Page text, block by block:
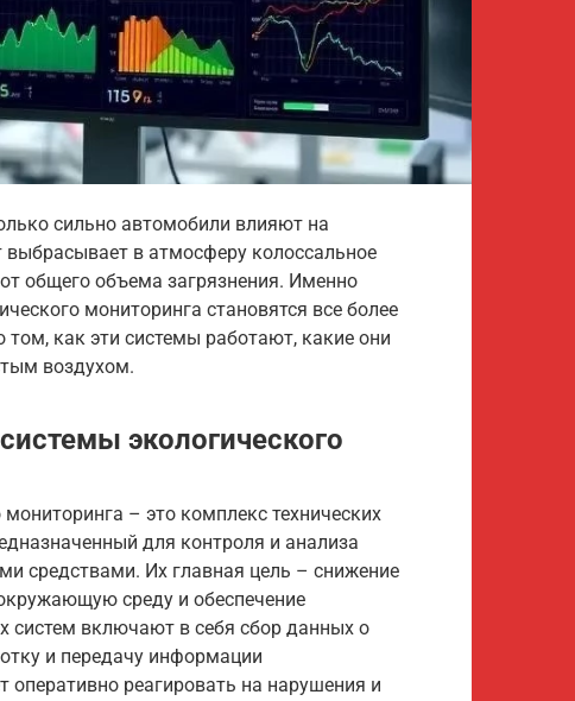
сильно автомобили влияют на
в атмосферу колоссальное
общего объема загрязнения. Именно
мониторинга становятся все более
как эти системы работают, какие они
воздухом.
экологического
– это комплекс технических
для контроля и анализа
средствами. Их главная цель – снижение
среду и обеспечение
систем включают в себя сбор данных о
и передачу информации
реагировать на нарушения и